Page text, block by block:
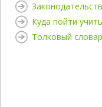
Куда пойти
Толковый